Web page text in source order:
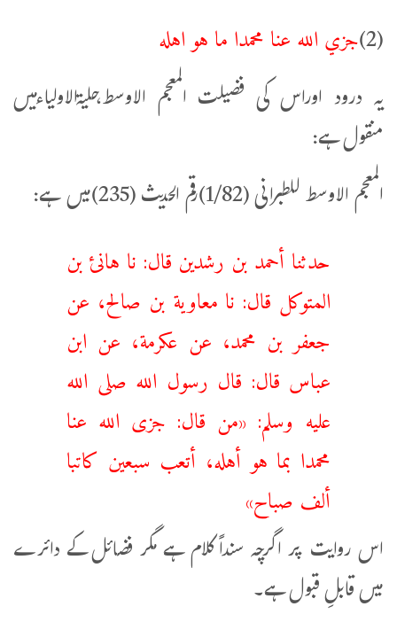
(2) جزي الله عنا محمدا ما هو اهله
یہ درود اوراس کی فضیلت المعجم الاوسط،حلیۃالاولیاءمیں
منقول ہے:
المعجم الاوسط للطبرانی (1/82)رقم الحدیث (235)میں ہے:
حدثنا أحمد بن رشدين قال: نا هانئ بن
المتوكل قال: نا معاوية بن صالح، عن
جعفر بن محمد، عن عكرمة، عن ابن
عباس قال: قال رسول الله صلى الله
عليه وسلم: «من قال: ‌جزى ‌الله ‌عنا
‌محمدا بما هو أهله، أتعب سبعين كاتبا
ألف صباح»
اس روایت پر اگرچہ سنداً کلام ہے مگر فضائل کے دائرے
میں قابلِ قبول ہے۔